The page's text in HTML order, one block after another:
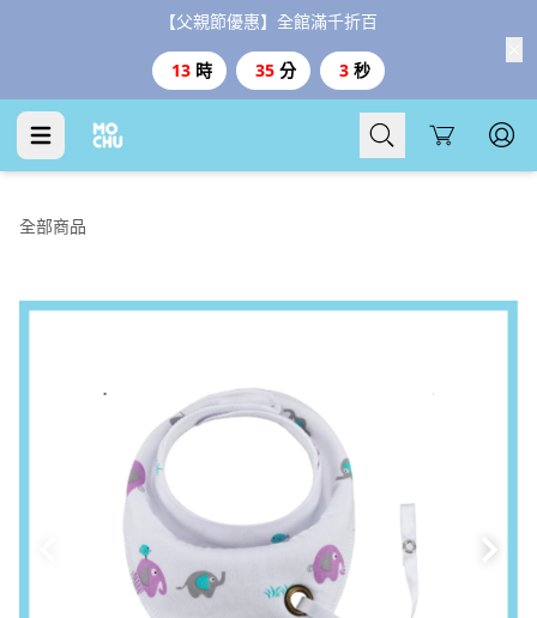
【父親節優惠】全館滿千折百
13 時 35 分 2 秒
Cart
全部商品